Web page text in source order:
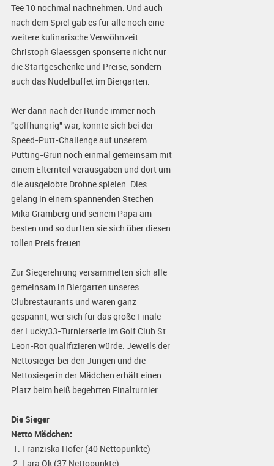
Tee 10 nochmal nachnehmen. Und auch
nach dem Spiel gab es für alle noch eine
weitere kulinarische Verwöhnzeit.
Christoph Glaessgen sponserte nicht nur
die Startgeschenke und Preise, sondern
auch das Nudelbuffet im Biergarten.
Wer dann nach der Runde immer noch
"golfhungrig" war, konnte sich bei der
Speed-Putt-Challenge auf unserem
Putting-Grün noch einmal gemeinsam mit
einem Elternteil verausgaben und dort um
die ausgelobte Drohne spielen. Dies
gelang in einem spannenden Stechen
Mika Gramberg und seinem Papa am
besten und so durften sie sich über diesen
tollen Preis freuen.
Zur Siegerehrung versammelten sich alle
gemeinsam in Biergarten unseres
Clubrestaurants und waren ganz
gespannt, wer sich für das große Finale
der Lucky33-Turnierserie im Golf Club St.
Leon-Rot qualifizieren würde. Jeweils der
Nettosieger bei den Jungen und die
Nettosiegerin der Mädchen erhält einen
Platz beim heiß begehrten Finalturnier.
Die Sieger
Netto Mädchen:
1. Franziska Höfer (40 Nettopunkte)
2. Lara Ok (37 Nettopunkte)